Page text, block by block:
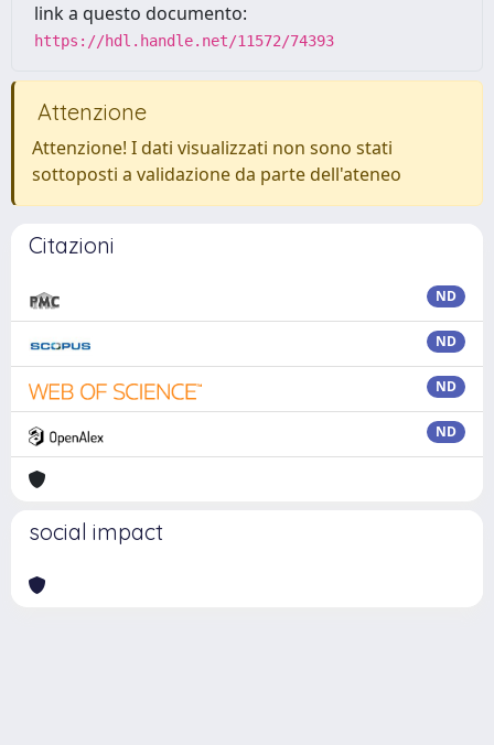
link a questo documento:
https://hdl.handle.net/11572/74393
Attenzione
Attenzione! I dati visualizzati non sono stati
sottoposti a validazione da parte dell'ateneo
Citazioni
ND
ND
ND
ND
social impact